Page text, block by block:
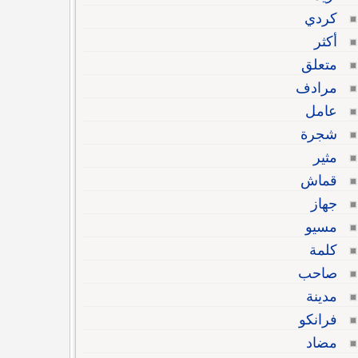
كردي
أكثر
متعلق
مرادف
عامل
شجرة
مثير
قماش
جهاز
مسيو
كلمة
صاحب
مدينة
فرانكو
مضاد